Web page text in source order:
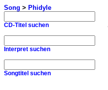
Song > Phidyle
CD-Titel suchen
Interpret suchen
Songtitel suchen